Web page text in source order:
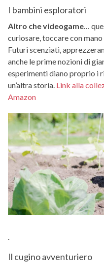
I bambini esploratori
Altro che videogame…
curiosare, toccare con
Futuri scenziati,
anche le prime nozioni di
esperimenti diano proprio i
un’altra storia. Link alla
Amazon
.
Il cugino avventuriero